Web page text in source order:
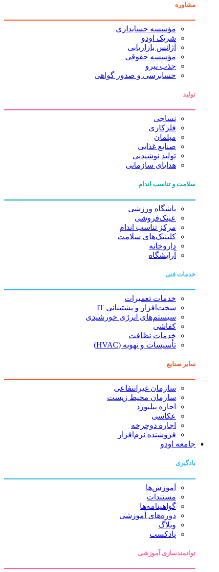
مشاوره
مؤسسه حسابداری
شریک اودو
آژانس بازاریابی
مؤسسه حقوقی
جذب نیرو
حسابرسی و صدور گواهی
تولید
نساجی
فلزکاری
مبلمان
صنایع غذایی
تولید نوشیدنی
هدایای سازمانی
سلامت و تناسب اندام
باشگاه ورزشی
عینک‌فروشی
مرکز تناسب اندام
کلینیک‌های سلامت
داروخانه
آرایشگاه
خدمات فنی
خدمات تعمیرات
سخت‌افزار و پشتیبانی IT
سیستم‌های انرژی خورشیدی
کفاشی
خدمات نظافت
تأسیسات و تهویه (HVAC)
سایر صنایع
سازمان غیرانتفاعی
سازمان محیط زیست
اجاره بیلبورد
عکاسی
اجاره دوچرخه
فروشنده نرم‌افزار
جامعه اودو
یادگیری
آموزش‌ها
مستندات
گواهینامه‌ها
دوره‌های آموزشی
وبلاگ
پادکست
توانمندسازی آموزشی